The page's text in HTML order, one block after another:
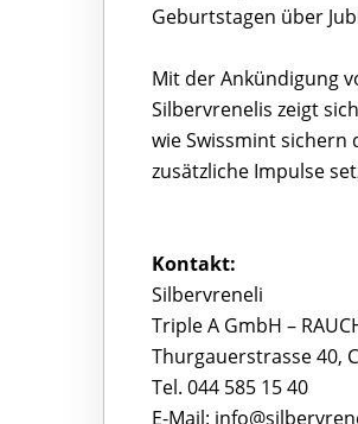
Geburtstagen über
Mit der Ankündigung
Silbervrenelis zeigt
wie Swissmint
zusätzliche Impulse
Kontakt:
Silbervreneli
Triple A GmbH –
Thurgauerstrasse 40,
Tel. 044 585 15 40
E-Mail: